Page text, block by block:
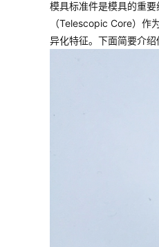
模具标准件是模具的重
（Telescopic Core）作
异化特征。下面简要介绍